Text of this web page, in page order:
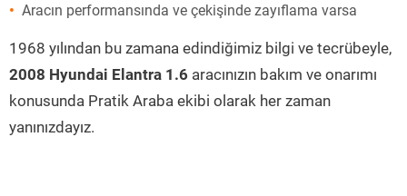
Aracın performansında ve çekişinde zayıflama varsa
1968 yılından bu zamana edindiğimiz bilgi ve tecrübeyle,
2008 Hyundai Elantra 1.6 aracınızın bakım ve onarımı
konusunda Pratik Araba ekibi olarak her zaman
yanınızdayız.